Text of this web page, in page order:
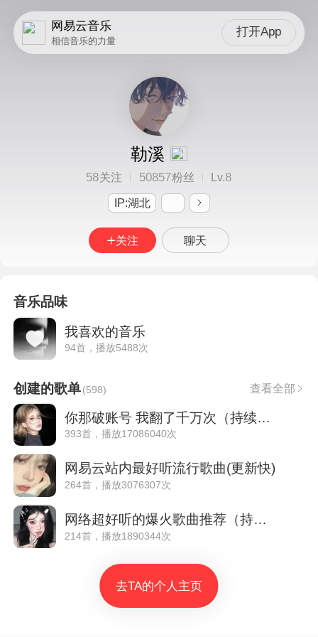
网易云音乐
相信音乐的力量
打开App
勒溪
58关注 50857粉丝 Lv.8
IP:湖北
关注 聊天
音乐品味
我喜欢的音乐
94首，播放5488次
创建的歌单(598) 查看全部
你那破账号 我翻了千万次（持续更新）
393首，播放17086040次
网易云站内最好听流行歌曲(更新快)
264首，播放3076307次
网络超好听的爆火歌曲推荐（持续更新）
214首，播放1890344次
去TA的个人主页